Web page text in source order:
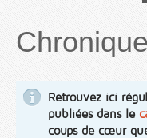
Retrouvez ici
publiées dans le
coups de cœur